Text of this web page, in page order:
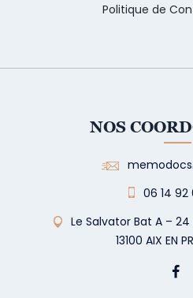
Politique de
NOS
06 14 92
Le Salvator Bat A –
13100 AIX EN